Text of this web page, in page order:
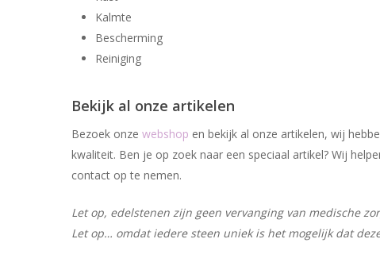
Kalmte
Bescherming
Reiniging
Bekijk al onze artikelen
Bezoek onze webshop en bekijk al onze artikelen, wij
kwaliteit. Ben je op zoek naar een speciaal artikel? Wij
contact op te nemen.
Let op, edelstenen zijn geen vervanging van medische
Let op… omdat iedere steen uniek is het mogelijk dat